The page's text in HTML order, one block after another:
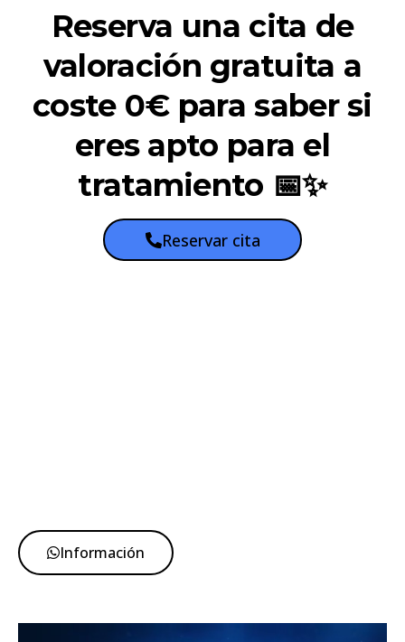
Reserva una cita de
valoración gratuita a
coste 0€ para saber si
eres apto para el
tratamiento 📅✨
Reservar cita
Información